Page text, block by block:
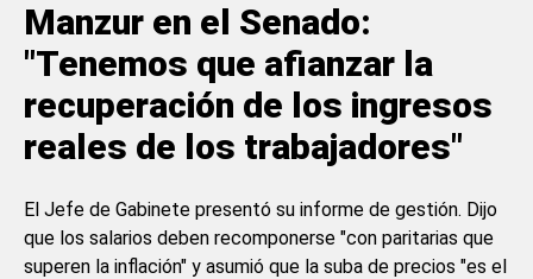
Manzur en el Senado:
"Tenemos que afianzar la
recuperación de los ingresos
reales de los trabajadores"
El Jefe de Gabinete presentó su informe de gestión. Dijo
que los salarios deben recomponerse "con paritarias que
superen la inflación" y asumió que la suba de precios "es el